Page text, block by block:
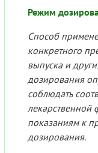
Режим
Способ
конкретного
выпуска и
дозирования
соблюдать
лекарственной
показаниям к
дозирования.